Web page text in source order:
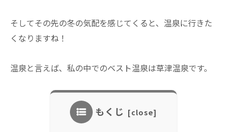
そしてその先の冬の気配を感じてくると、温泉に行きた
くなりますね！
温泉と言えば、私の中でのベスト温泉は草津温泉です。
もくじ